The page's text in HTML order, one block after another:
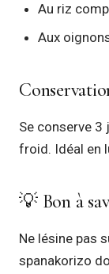
Au riz
Aux
Se conserve
froid. Idéal en
💡 Bon à
Ne lésine pas
spanakorizo